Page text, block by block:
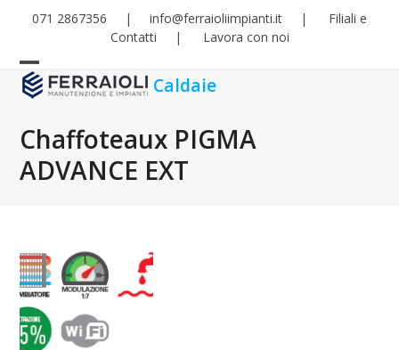
071 2867356 | info@ferraioliimpianti.it |
Filiali e
Contatti
| Lavora con noi
Open
menu
Close
menu
Caldaie
Chaffoteaux PIGMA
ADVANCE EXT